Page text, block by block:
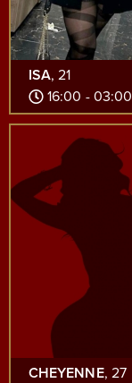
ISA, 21
16:00 - 03:00
CHEYENNE, 27